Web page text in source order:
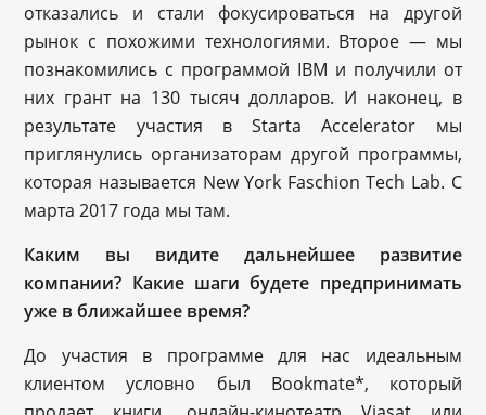
отказались и стали фокусироваться на другой
рынок с похожими технологиями. Второе — мы
познакомились с программой IBM и получили от
них грант на 130 тысяч долларов. И наконец, в
результате участия в Starta Accelerator мы
приглянулись организаторам другой программы,
которая называется New York Faschion Tech Lab. С
марта 2017 года мы там.
Каким вы видите дальнейшее развитие
компании? Какие шаги будете предпринимать
уже в ближайшее время?
До участия в программе для нас идеальным
клиентом условно был Bookmate*, который